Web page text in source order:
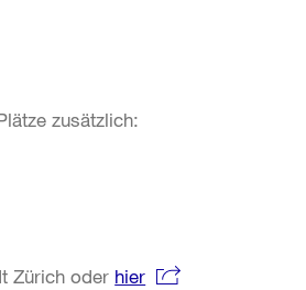
zusätzlich:
Zürich oder hier